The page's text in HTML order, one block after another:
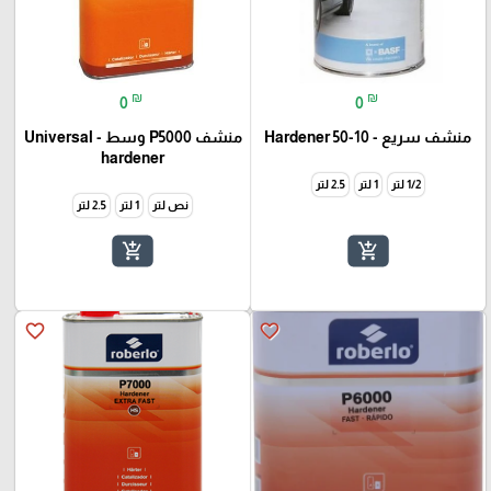
0 ₪
منشف سريع - 10-50 Hardener
1/2 لتر 1 لتر 2.5 لتر
add_shopping_cart
0 ₪
منشف P5000 وسط - Universal
hardener
نص لتر 1 لتر 2.5 لتر
add_shopping_cart
favorite_border
favorite_border